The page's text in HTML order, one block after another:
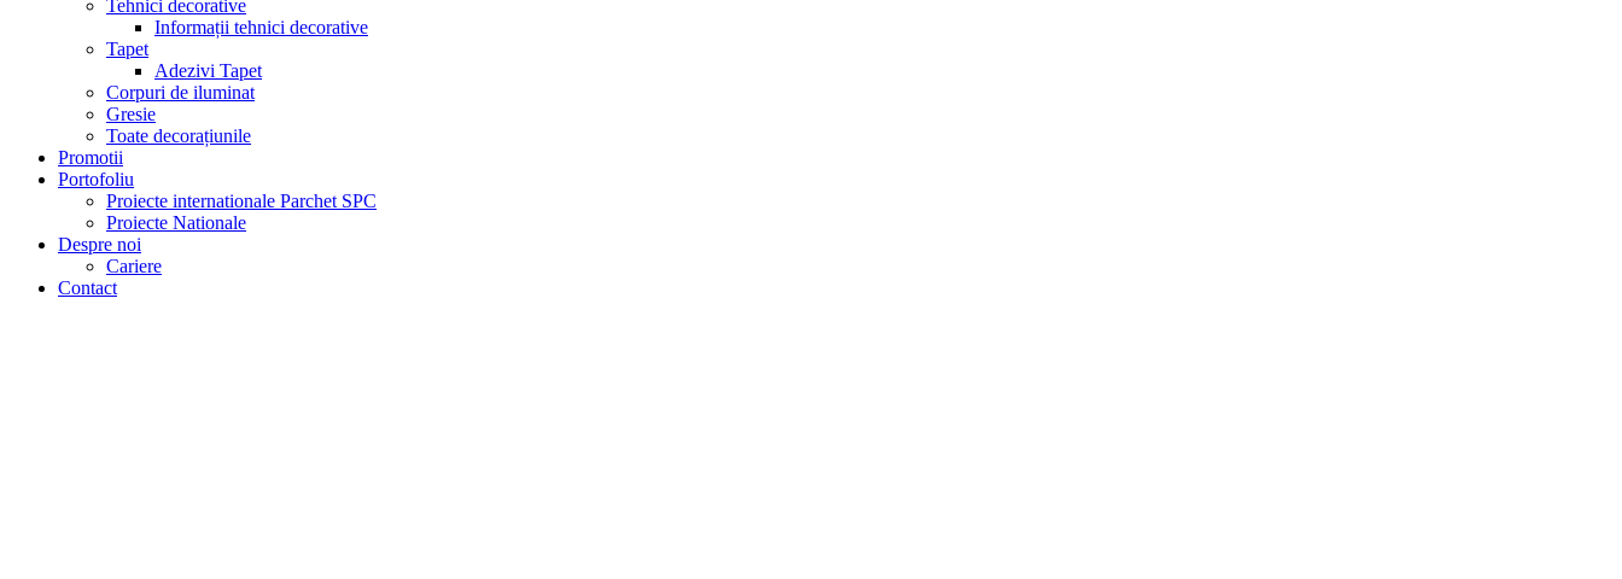
Tehnici decorative
Informații tehnici decorative
Tapet
Adezivi Tapet
Corpuri de iluminat
Gresie
Toate decorațiunile
Promotii
Portofoliu
Proiecte internationale Parchet SPC
Proiecte Nationale
Despre noi
Cariere
Contact